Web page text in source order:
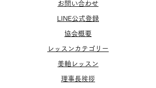
お問い合わせ
LINE公式登録
協会概要
​レッスンカテゴリー
美軸レッスン
​理事長挨拶